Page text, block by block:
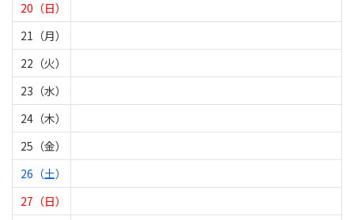
20（日）
21（月）
22（火）
23（水）
24（木）
25（金）
26（土）
27（日）